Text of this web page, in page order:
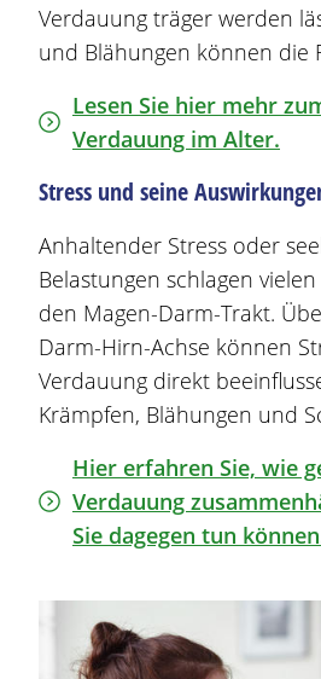
Verdauung träger werden
und Blähungen können die
Lesen Sie hier mehr
Verdauung im Alter.
Stress und seine
Anhaltender Stress oder
Belastungen schlagen
den Magen-Darm-Trakt.
Darm-Hirn-Achse können
Verdauung direkt
Krämpfen, Blähungen und
Hier erfahren Sie, wie
Verdauung
Sie dagegen tun